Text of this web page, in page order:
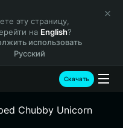
эту страницу,
на English?
использовать
Русский
Скачать
Chubby Unicorn